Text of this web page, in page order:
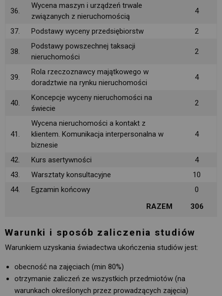
36.
Wycena maszyn i urządzeń trwale
związanych z nieruchomością
4
37. Podstawy wyceny przedsiębiorstw 2
38.
Podstawy powszechnej taksacji
nieruchomości
2
39.
Rola rzeczoznawcy majątkowego w
doradztwie na rynku nieruchomości
4
40.
Koncepcje wyceny nieruchomości na
świecie
2
41.
Wycena nieruchomości a kontakt z
klientem. Komunikacja interpersonalna w
biznesie
4
42. Kurs asertywności
4
43.
Warsztaty konsultacyjne
10
44.
Egzamin końcowy
0
RAZEM
306
Warunki i sposób zaliczenia studiów
Warunkiem uzyskania świadectwa ukończenia studiów jest:
obecność na zajęciach (min 80%)
otrzymanie zaliczeń ze wszystkich przedmiotów (na
warunkach określonych przez prowadzących zajęcia)